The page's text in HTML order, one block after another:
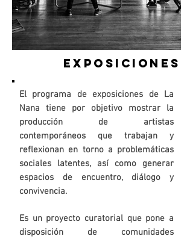
EXPOSICIONES
El programa de exposiciones de La
Nana tiene por objetivo mostrar la
producción de artistas
contemporáneos que trabajan y
reflexionan en torno a problemáticas
sociales latentes, así como generar
espacios de encuentro, diálogo y
convivencia.
Es un proyecto curatorial que pone a
disposición de comunidades